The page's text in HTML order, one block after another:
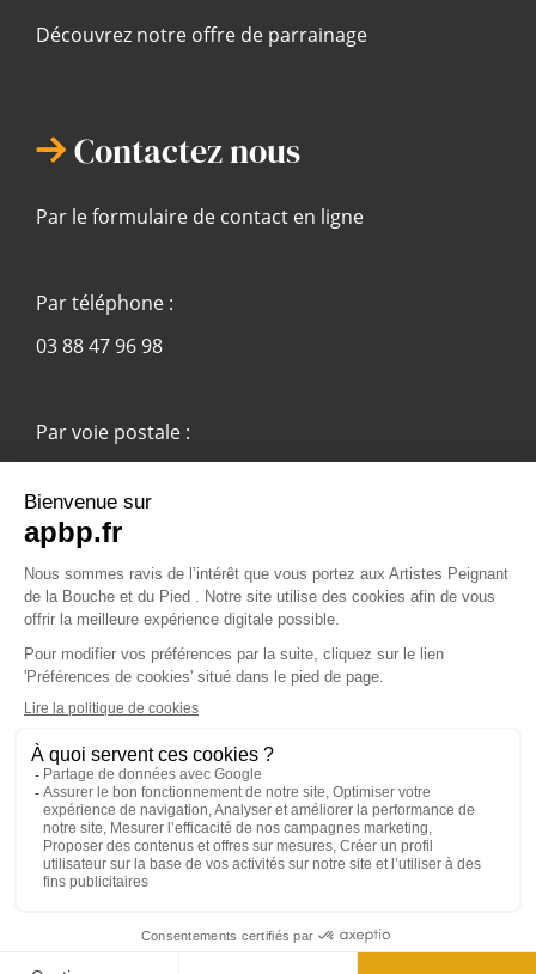
Découvrez notre offre de parrainage
Contactez nous
Par le formulaire de contact en ligne
Par téléphone :
03 88 47 96 98
Par voie postale :
37 route Ecospace - Molsheim
67955 Strasbourg Cedex 9
© 2024 APBP